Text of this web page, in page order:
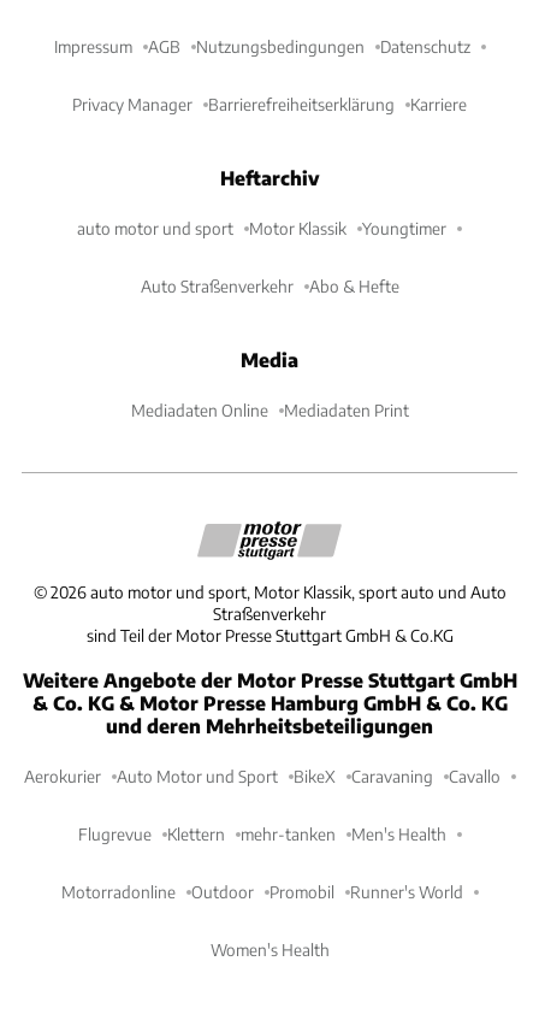
Impressum AGB Nutzungsbedingungen Datenschutz
Privacy Manager Barrierefreiheitserklärung Karriere
Heftarchiv
auto motor und sport Motor Klassik Youngtimer
Auto Straßenverkehr Abo & Hefte
Media
Mediadaten Online Mediadaten Print
©2026 auto motor und sport, Motor Klassik, sport auto und Auto
Straßenverkehr
sind Teil der Motor Presse Stuttgart GmbH & Co.KG
Weitere Angebote der Motor Presse Stuttgart GmbH
& Co. KG & Motor Presse Hamburg GmbH & Co. KG
und deren Mehrheitsbeteiligungen
Aerokurier Auto Motor und Sport BikeX Caravaning Cavallo
Flugrevue Klettern mehr-tanken Men's Health
Motorradonline Outdoor Promobil Runner's World
Women's Health